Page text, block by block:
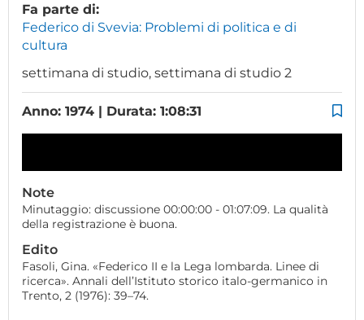
Fa parte di:
Federico di Svevia: Problemi di politica e di
cultura
settimana di studio, settimana di studio 2
Anno: 1974 | Durata: 1:08:31
Note
Minutaggio: discussione 00:00:00 - 01:07:09. La qualità
della registrazione è buona.
Edito
Fasoli, Gina. «Federico II e la Lega lombarda. Linee di
ricerca». Annali dell’Istituto storico italo-germanico in
Trento, 2 (1976): 39–74.